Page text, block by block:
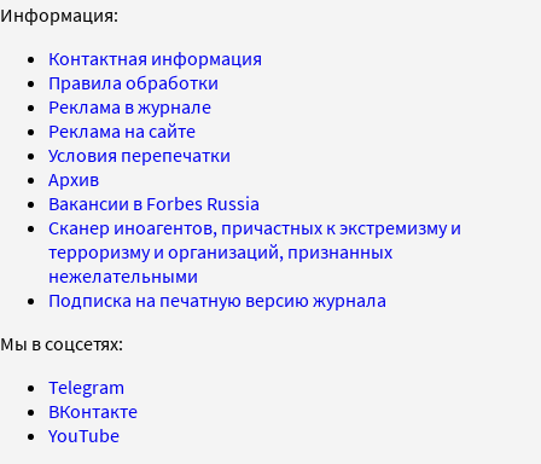
Информация:
Контактная информация
Правила обработки
Реклама в журнале
Реклама на сайте
Условия перепечатки
Архив
Вакансии в Forbes Russia
Сканер иноагентов, причастных к экстремизму и
терроризму и организаций, признанных
нежелательными
Подписка на печатную версию журнала
Мы в соцсетях:
Telegram
ВКонтакте
YouTube